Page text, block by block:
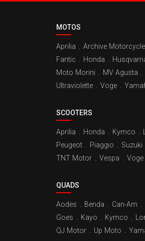
MOTOS
Aprilia Archive Motorcycle
Fantic
Honda
Moto Morini
MV Agusta
Ultraviolette
Voge
SCOOTERS
Aprilia Honda Kymco
Peugeot
Piaggio Suzuki
TNT Motor
Vespa Voge
QUADS
Aodes Benda Can-Am
Goes
Kayo Kymco
QJ Motor
Up Moto